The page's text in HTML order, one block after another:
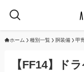
ホーム 種別一覧 胴装備 甲
【FF14】ド